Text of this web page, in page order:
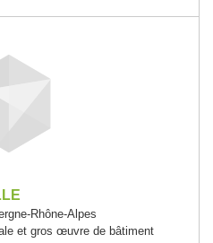
Rhône-Alpes
et gros œuvre de bâtiment